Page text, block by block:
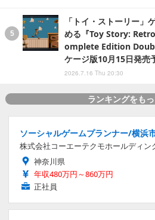
「トイ・ストーリー」
める『Toy Story:
omplete Edition
ケージ版10月15日発売
2026.7.16 Thu 20:30
ランキングをも
ソーシャルゲームプランナー/横浜
株式会社コーエーテクモホールディン
神奈川県
年収480万円～860万円
正社員